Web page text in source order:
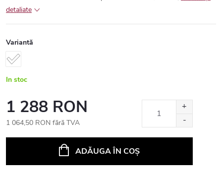
detaliate
Variantă
In stoc
1 288 RON
1 064,50 RON fără TVA
ADĂUGA ÎN COŞ